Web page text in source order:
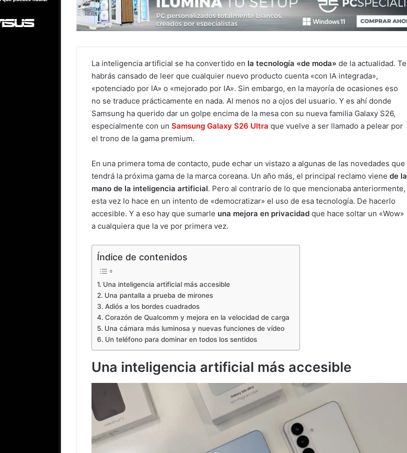
La inteligencia artificial se ha convertido en la tecnología «de moda» de la actualidad. Te
habrás cansado de leer que cualquier nuevo producto cuenta «con IA integrada»,
«potenciado por IA» o «mejorado por IA». Sin embargo, en la mayoría de ocasiones eso
no se traduce prácticamente en nada. Al menos no a ojos del usuario. Y es ahí donde
Samsung ha querido dar un golpe encima de la mesa con su nueva familia Galaxy S26,
especialmente con un Samsung Galaxy S26 Ultra que vuelve a ser llamado a pelear por
el trono de la gama premium.
En una primera toma de contacto, pude echar un vistazo a algunas de las novedades que
tendrá la próxima gama de la marca coreana. Un año más, el principal reclamo viene de la
mano de la inteligencia artificial. Pero al contrario de lo que mencionaba anteriormente,
esta vez lo hace en un intento de «democratizar» el uso de esa tecnología. De hacerlo
accesible. Y a eso hay que sumarle una mejora en privacidad que hace soltar un «Wow»
a cualquiera que la ve por primera vez.
Índice de contenidos
Una inteligencia artificial más accesible
Una pantalla a prueba de mirones
Adiós a los bordes cuadrados
Corazón de Qualcomm y mejora en la velocidad de carga
Una cámara más luminosa y nuevas funciones de vídeo
Un teléfono para dominar en todos los sentidos
Una inteligencia artificial más accesible